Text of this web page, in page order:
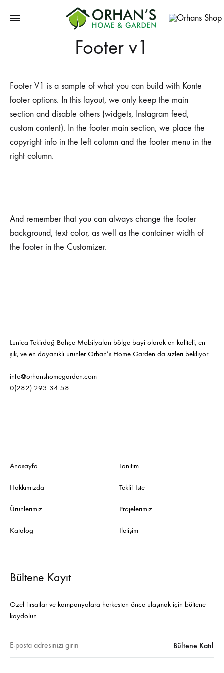
Home
Footer v1
Footer V1 is a sample of what you can build with Konte
footer options. In this layout, we only keep the main
section and disable others (widgets, Instagram feed,
custom content). In the footer main section, we place the
copyright info in the left column and the footer menu in the
right column.
And remember that you can always change the footer
background, text color, as well as the container width of
the footer in the Customizer.
Lunica Tekirdağ Bahçe Mobilyaları bölge bayi olarak en kaliteli, en
şık, ve en dayanıklı ürünler Orhan’s Home Garden da sizleri bekliyor.
info@orhanshomegarden.com
0(282) 293 34 58
Anasayfa
Hakkımızda
Ürünlerimiz
Katalog
Tanıtım
Teklif İste
Projelerimiz
İletişim
Bültene Kayıt
Özel fırsatlar ve kampanyalara herkesten önce ulaşmak için bültene
kaydolun.